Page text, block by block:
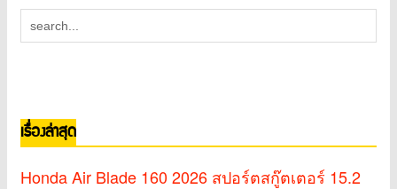
เรื่องล่าสุด
Honda Air Blade 160 2026 สปอร์ตสกู๊ตเตอร์ 15.2